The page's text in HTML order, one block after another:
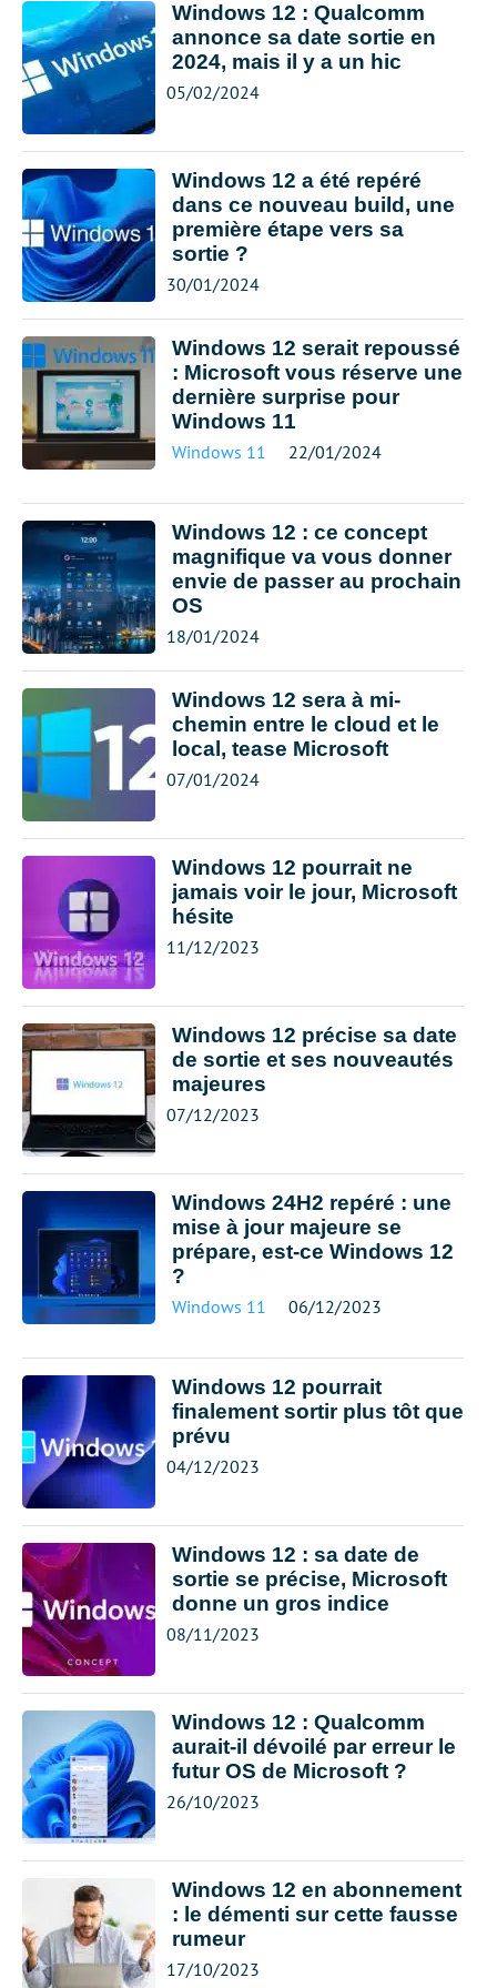
Windows 12 : Qualcomm
annonce sa date sortie en
2024, mais il y a un hic
05/02/2024
Windows 12 a été repéré
dans ce nouveau build, une
première étape vers sa
sortie ?
30/01/2024
Windows 12 serait repoussé
: Microsoft vous réserve une
dernière surprise pour
Windows 11
Windows 11 22/01/2024
Windows 12 : ce concept
magnifique va vous donner
envie de passer au prochain
OS
18/01/2024
Windows 12 sera à mi-
chemin entre le cloud et le
local, tease Microsoft
07/01/2024
Windows 12 pourrait ne
jamais voir le jour, Microsoft
hésite
11/12/2023
Windows 12 précise sa date
de sortie et ses nouveautés
majeures
07/12/2023
Windows 24H2 repéré : une
mise à jour majeure se
prépare, est-ce Windows 12
?
Windows 11 06/12/2023
Windows 12 pourrait
finalement sortir plus tôt que
prévu
04/12/2023
Windows 12 : sa date de
sortie se précise, Microsoft
donne un gros indice
08/11/2023
Windows 12 : Qualcomm
aurait-il dévoilé par erreur le
futur OS de Microsoft ?
26/10/2023
Windows 12 en abonnement
: le démenti sur cette fausse
rumeur
17/10/2023